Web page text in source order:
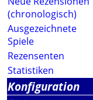
(chronologisch)
Ausgezeichnete
Spiele
Rezensenten
Statistiken
Konfiguration